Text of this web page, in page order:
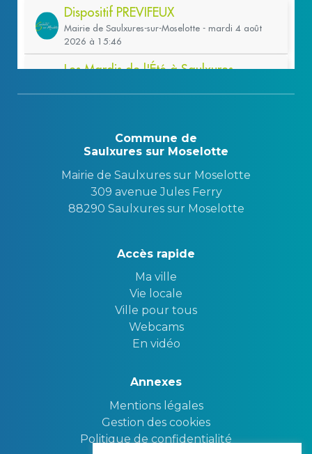
Commune de
Saulxures sur Moselotte
Mairie de Saulxures sur Moselotte
309 avenue Jules Ferry
88290 Saulxures sur Moselotte
Accès rapide
Ma ville
Vie locale
Ville pour tous
Webcams
En vidéo
Annexes
Mentions légales
Gestion des cookies
Politique de confidentialité